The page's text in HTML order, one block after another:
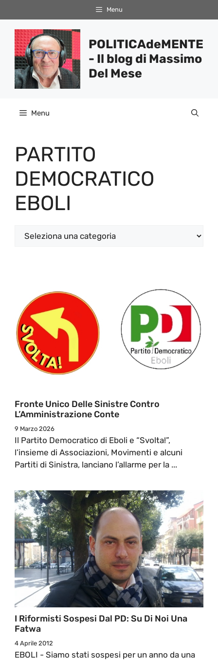
al
contenuto
Menu
POLITICAdeMENTE
- Il blog di Massimo
Del Mese
Menu
PARTITO
DEMOCRATICO
EBOLI
Categorie
Fronte Unico Delle Sinistre Contro
L’Amministrazione Conte
9 Marzo 2026
Il Partito Democratico di Eboli e “Svolta!”,
l’insieme di Associazioni, Movimenti e alcuni
Partiti di Sinistra, lanciano l’allarme per la ...
I Riformisti Sospesi Dal PD: Su Di Noi Una
Fatwa
4 Aprile 2012
EBOLI - Siamo stati sospesi per un anno da una